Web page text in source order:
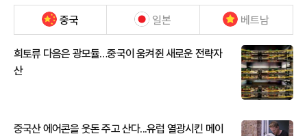
중국 일본 베트남
희토류 다음은 광모듈…중국이 움켜쥔 새로운 전략자
산
중국산 에어콘을 웃돈 주고 산다...유럽 열광시킨 메이